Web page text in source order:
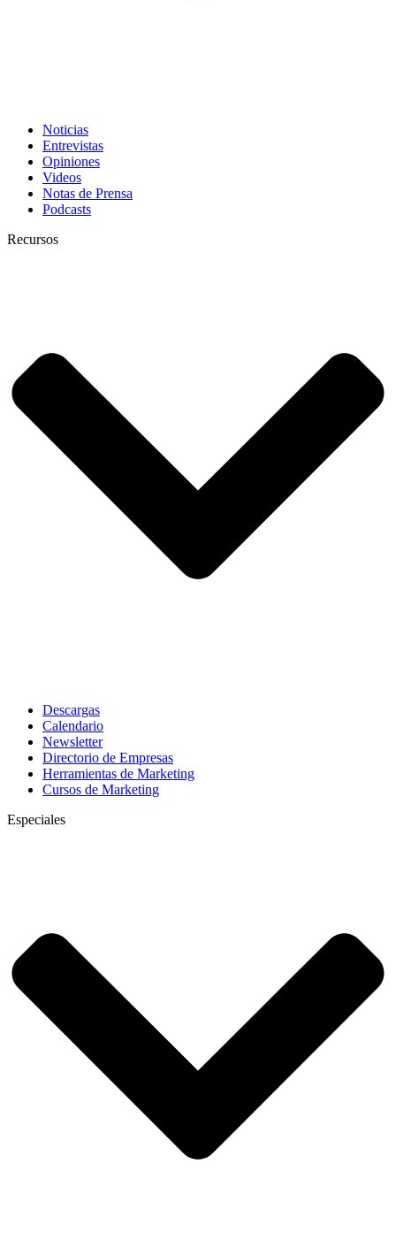
Noticias
Entrevistas
Opiniones
Videos
Notas de Prensa
Podcasts
Recursos
Descargas
Calendario
Newsletter
Directorio de Empresas
Herramientas de Marketing
Cursos de Marketing
Especiales